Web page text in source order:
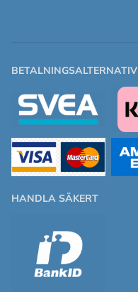
BETALNINGSALTERNATIV
HANDLA SÄKERT